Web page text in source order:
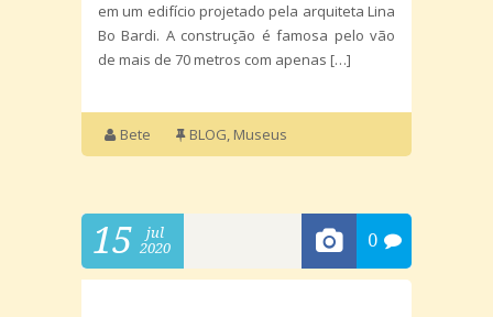
em um edifício projetado pela arquiteta Lina
Bo Bardi. A construção é famosa pelo vão
de mais de 70 metros com apenas […]
Bete BLOG, Museus
15
jul
2020
0